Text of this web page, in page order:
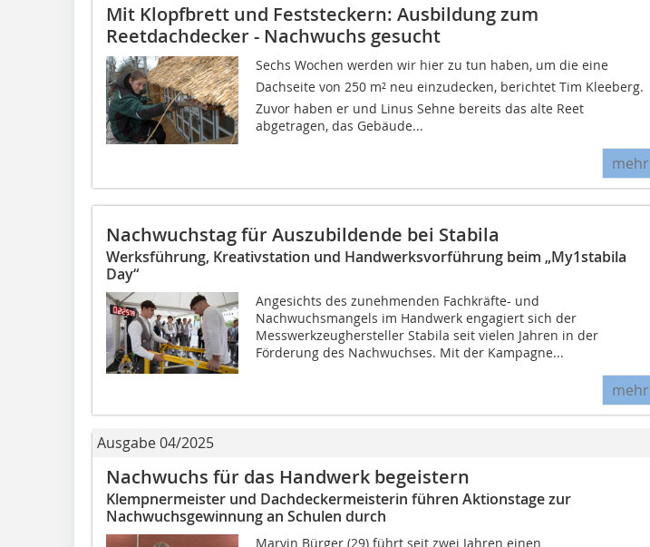
Mit Klopfbrett und Feststeckern: Ausbildung zum
Reetdachdecker - Nachwuchs gesucht
Sechs Wochen werden wir hier zu tun haben, um die eine
Dachseite von 250 m² neu einzudecken, berichtet Tim Kleeberg.
Zuvor haben er und Linus Sehne bereits das alte Reet
abgetragen, das Gebäude...
mehr
Nachwuchstag für Auszubildende bei Stabila
Werksführung, Kreativstation und Handwerksvorführung beim „My1stabila
Day“
Angesichts des zunehmenden Fachkräfte- und
Nachwuchsmangels im Handwerk engagiert sich der
Messwerkzeughersteller Stabila seit vielen Jahren in der
Förderung des Nachwuchses. Mit der Kampagne...
mehr
Ausgabe 04/2025
Nachwuchs für das Handwerk begeistern
Klempnermeister und Dachdeckermeisterin führen Aktionstage zur
Nachwuchsgewinnung an Schulen durch
Marvin Bürger (29) führt seit zwei Jahren einen